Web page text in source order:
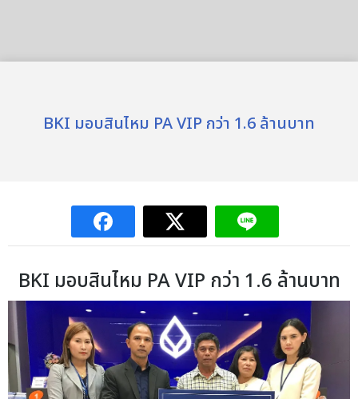
BKI มอบสินไหม PA VIP กว่า 1.6 ล้านบาท
BKI มอบสินไหม PA VIP กว่า 1.6 ล้านบาท